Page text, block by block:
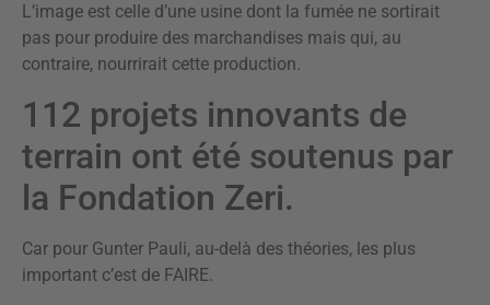
L’image est celle d’une usine dont la fumée ne sortirait
pas pour produire des marchandises mais qui, au
contraire, nourrirait cette production.
112 projets innovants de
terrain ont été soutenus par
la Fondation Zeri.
Car pour Gunter Pauli, au-delà des théories, les plus
important c’est de FAIRE.